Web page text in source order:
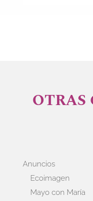
OTRAS
Anuncios
Ecoimagen
Mayo con María